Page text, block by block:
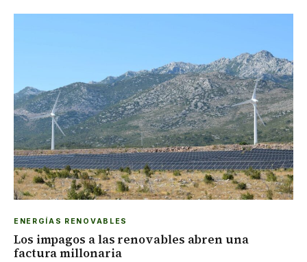
ENERGÍAS RENOVABLES
Los impagos a las renovables abren una
factura millonaria